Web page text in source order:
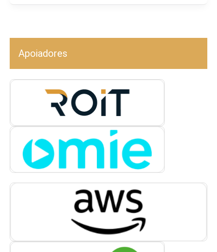
Apoiadores